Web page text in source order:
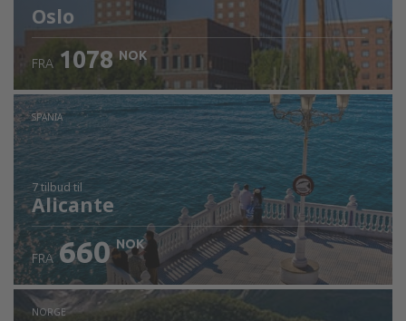
Oslo
FRA 1078 NOK
SPANIA
7 tilbud til
Alicante
FRA 660 NOK
NORGE